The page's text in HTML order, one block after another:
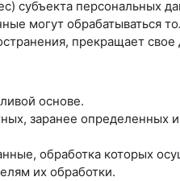
персональных
могут обрабатываться
прекращает
основе.
заранее определенных
обработка которых
их обработки.